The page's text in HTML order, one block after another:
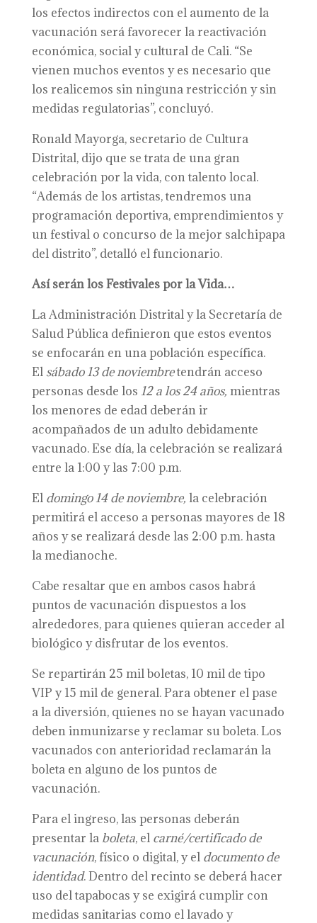
los efectos indirectos con el aumento de la
vacunación será favorecer la reactivación
económica, social y cultural de Cali. “Se
vienen muchos eventos y es necesario que
los realicemos sin ninguna restricción y sin
medidas regulatorias”, concluyó.
Ronald Mayorga, secretario de Cultura
Distrital, dijo que se trata de una gran
celebración por la vida, con talento local.
“Además de los artistas, tendremos una
programación deportiva, emprendimientos y
un festival o concurso de la mejor salchipapa
del distrito”, detalló el funcionario.
Así serán los Festivales por la Vida…
La Administración Distrital y la Secretaría de
Salud Pública definieron que estos eventos
se enfocarán en una población específica.
El sábado 13 de noviembretendrán acceso
personas desde los 12 a los 24 años, mientras
los menores de edad deberán ir
acompañados de un adulto debidamente
vacunado. Ese día, la celebración se realizará
entre la 1:00 y las 7:00 p.m.
El domingo 14 de noviembre, la celebración
permitirá el acceso a personas mayores de 18
años y se realizará desde las 2:00 p.m. hasta
la medianoche.
Cabe resaltar que en ambos casos habrá
puntos de vacunación dispuestos a los
alrededores, para quienes quieran acceder al
biológico y disfrutar de los eventos.
Se repartirán 25 mil boletas, 10 mil de tipo
VIP y 15 mil de general. Para obtener el pase
a la diversión, quienes no se hayan vacunado
deben inmunizarse y reclamar su boleta. Los
vacunados con anterioridad reclamarán la
boleta en alguno de los puntos de
vacunación.
Para el ingreso, las personas deberán
presentar la boleta, el carné/certificado de
vacunación, físico o digital, y el documento de
identidad. Dentro del recinto se deberá hacer
uso del tapabocas y se exigirá cumplir con
medidas sanitarias como el lavado y